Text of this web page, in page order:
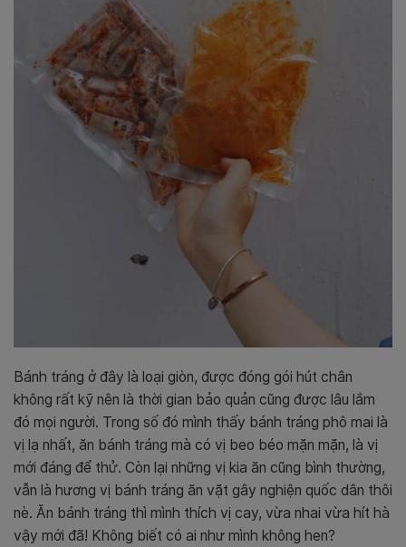
Bánh tráng ở đây là loại giòn, được đóng gói hút chân
không rất kỹ nên là thời gian bảo quản cũng được lâu lắm
đó mọi người. Trong số đó mình thấy bánh tráng phô mai là
vị lạ nhất, ăn bánh tráng mà có vị beo béo mặn mặn, là vị
mới đáng để thử. Còn lại những vị kia ăn cũng bình thường,
vẫn là hương vị bánh tráng ăn vặt gây nghiện quốc dân thôi
nè. Ăn bánh tráng thì mình thích vị cay, vừa nhai vừa hít hà
vậy mới đã! Không biết có ai như mình không hen?